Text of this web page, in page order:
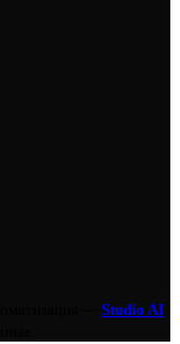
Studio AI